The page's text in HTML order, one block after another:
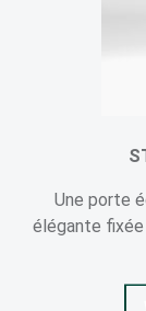
Une porte
élégante